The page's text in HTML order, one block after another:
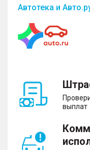
Автотека и
выплат